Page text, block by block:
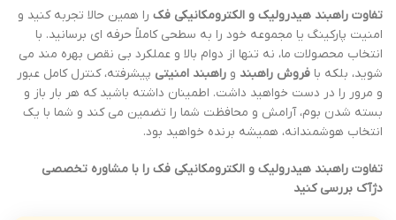
تفاوت راهبند هیدرولیک و الکترومکانیکی فک را همین حالا تجربه کنید و
امنیت پارکینگ یا مجموعه خود را به سطحی کاملاً حرفه ای برسانید. با
انتخاب محصولات ما، نه تنها از دوام بالا و عملکرد بی نقص بهره مند می
شوید، بلکه با فروش راهبند و راهبند امنیتی پیشرفته، کنترل کامل عبور
و مرور را در دست خواهید داشت. اطمینان داشته باشید که هر بار باز و
بسته شدن بوم، آرامش و محافظت شما را تضمین می کند و شما با یک
انتخاب هوشمندانه، همیشه برنده خواهید بود.
تفاوت راهبند هیدرولیک و الکترومکانیکی فک را با مشاوره تخصصی
دژآک بررسی کنید